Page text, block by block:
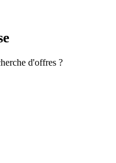
d'offres ?